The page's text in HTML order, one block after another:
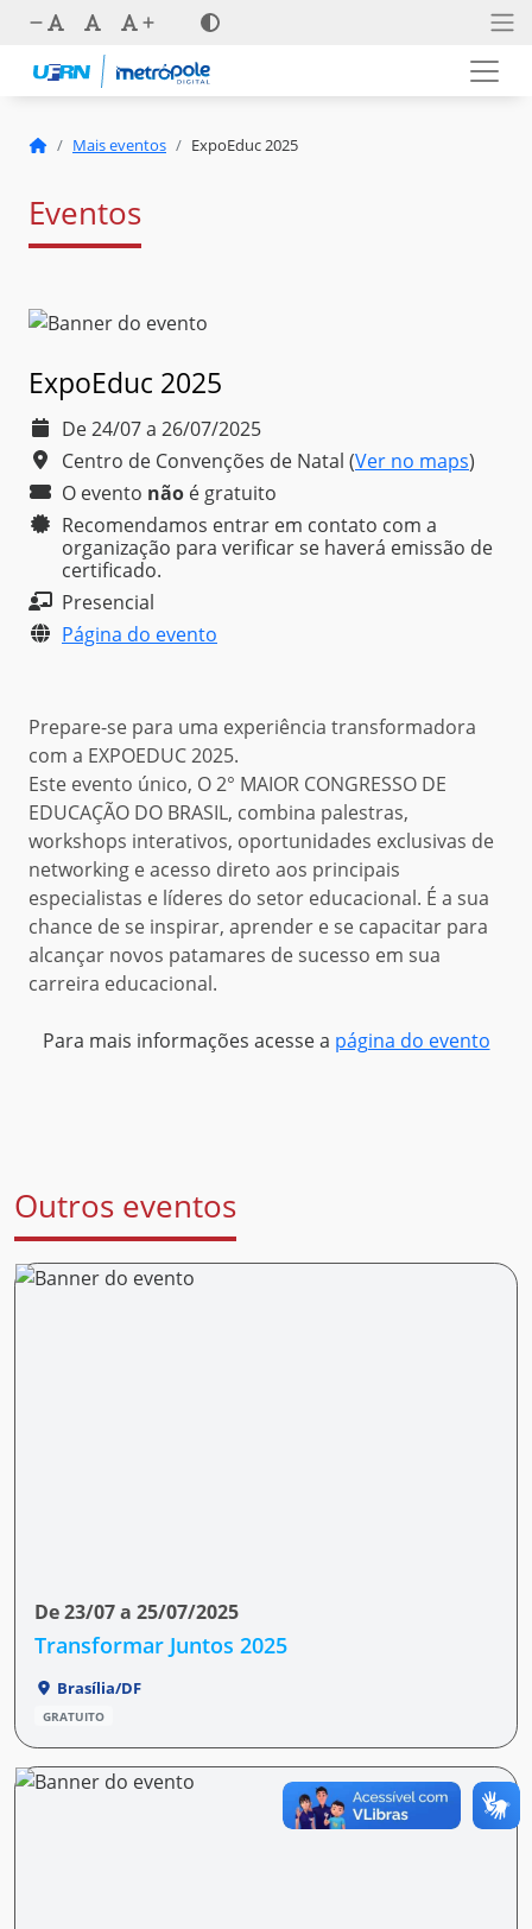
Mais eventos ExpoEduc 2025
Eventos
ExpoEduc 2025
De 24/07 a 26/07/2025
Centro de Convenções de Natal (Ver no maps)
O evento não é gratuito
Recomendamos entrar em contato com a
organização para verificar se haverá emissão de
certificado.
Presencial
Página do evento
Prepare-se para uma experiência transformadora
com a EXPOEDUC 2025.
Este evento único, O 2° MAIOR CONGRESSO DE
EDUCAÇÃO DO BRASIL, combina palestras,
workshops interativos, oportunidades exclusivas de
networking e acesso direto aos principais
especialistas e líderes do setor educacional. É a sua
chance de se inspirar, aprender e se capacitar para
alcançar novos patamares de sucesso em sua
carreira educacional.
Para mais informações acesse a página do evento
Outros eventos
De 23/07 a 25/07/2025
Transformar Juntos 2025
Brasília/DF
GRATUITO